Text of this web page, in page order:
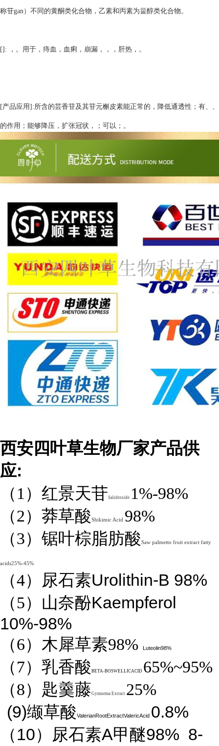
称苷gan）不同的黄酮类化合物，乙素和丙素为甾醇类化合物。
[]: ，。用于，痔血，血痢，崩漏，，，肝热，。
[产品应用]:所含的芸香苷及其苷元槲皮素能正常的，降低通透性；有、、
的作用；能够降压，扩张冠状，；可以；。
西安四叶草生物厂家产品供
应:
（1）红景天苷Salidroside 1%-98%
（2）莽草酸Shikimic Acid 98%
（3）锯叶棕脂肪酸Saw palmetto fruit extract fatty
acids25%-45%
（4） 尿石素Urolithin-B 98%
（5）山奈酚Kaempferol
10%-98%
（6）木犀草素98% Luteolin98%
（7）乳香酸 BETA-BOSWELLICACID 65%~95%
（8）匙羹藤Gymnema Extract 25%
(9)缬草酸ValerianRootExtractValericAcid 0.8%
（10）尿石素A甲醚98% 8-